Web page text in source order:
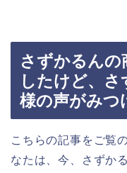
さずかるんの
したけど、
様の声がみつ
こちらの記事をご覧
なたは、今、さずか